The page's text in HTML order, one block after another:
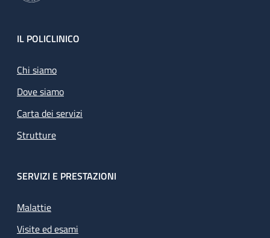
Footer
IL POLICLINICO
Chi siamo
Dove siamo
Carta dei servizi
Strutture
SERVIZI E PRESTAZIONI
Malattie
Visite ed esami